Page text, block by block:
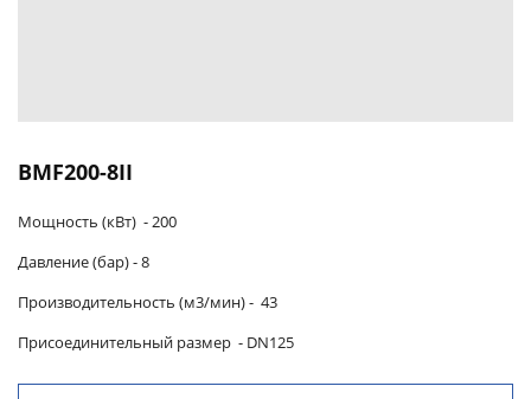
BMF200-8II
Мощность (кВт) - 200
Давление (бар) -8
Производительность (м3/мин)- 43
Присоединительный размер - DN125